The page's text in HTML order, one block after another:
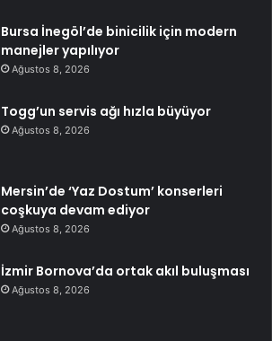
Bursa İnegöl’de binicilik için modern
manejler yapılıyor
Ağustos 8, 2026
Togg’un servis ağı hızla büyüyor
Ağustos 8, 2026
Mersin’de ‘Yaz Dostum’ konserleri
coşkuya devam ediyor
Ağustos 8, 2026
İzmir Bornova’da ortak akıl buluşması
Ağustos 8, 2026